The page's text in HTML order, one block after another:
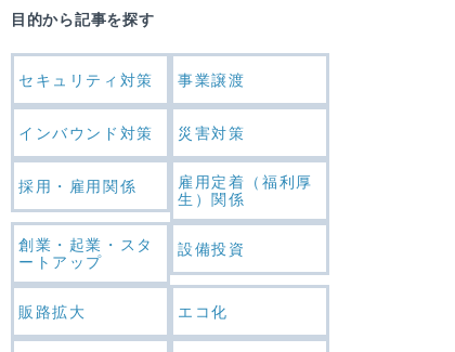
目的から記事を探す
セキュリティ対策 事業譲渡
インバウンド対策 災害対策
採用・雇用関係
雇用定着（福利厚
生）関係
創業・起業・スタ
ートアップ
設備投資
販路拡大 エコ化